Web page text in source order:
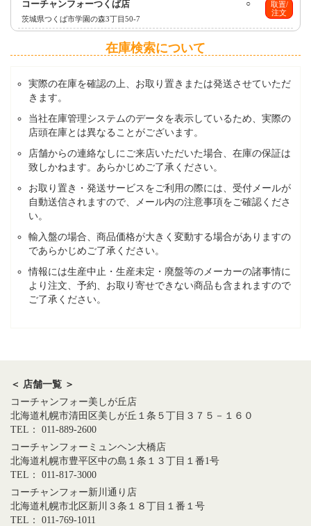
取置/
注文
○
コーチャンフォーつくば店
茨城県つくば市学園の森3丁目50-7
在庫検索について
実際の在庫を確認の上、お取り置きまたは発送させていただ
きます。
当社在庫管理システムのデータを表示しているため、実際の
店頭在庫とは異なることがございます。
店舗からの連絡なしにご来店いただいた場合、在庫の保証は
致しかねます。あらかじめご了承ください。
お取り置き・発送サービスをご利用の際には、受付メールが
自動送信されますので、メール内の注意事項をご確認くださ
い。
輸入盤の場合、商品価格が大きく変動する場合がありますの
であらかじめご了承ください。
情報には生産中止・生産未定・廃盤等のメーカーの諸事情に
より注文、予約、お取り寄せできない商品も含まれますので
ご了承ください。
＜ 店舗一覧 ＞
コーチャンフォー美しが丘店
北海道札幌市清田区美しが丘１条５丁目３７５－１６０
TEL： 011-889-2600
コーチャンフォーミュンヘン大橋店
北海道札幌市豊平区中の島１条１３丁目１番1号
TEL： 011-817-3000
コーチャンフォー新川通り店
北海道札幌市北区新川３条１８丁目１番１号
TEL： 011-769-1011